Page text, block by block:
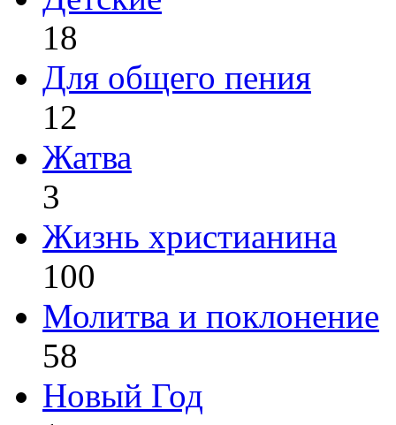
18
Для общего пения
12
Жатва
3
Жизнь христианина
100
Молитва и поклонение
58
Новый Год